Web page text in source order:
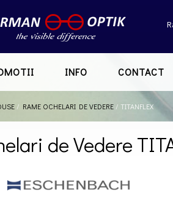
INFO CONTACT
/ RAME OCHELARI DE VEDERE / TITANFLEX
de Vedere